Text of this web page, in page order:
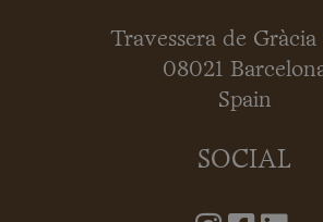
Travessera de Gràcia
08021
Spain
SOCIAL